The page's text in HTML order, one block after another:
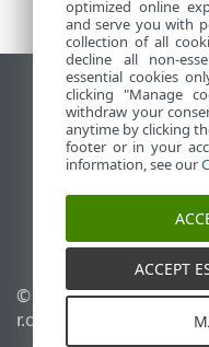
Использовать
End of Life
База знаний ESET
ESET Status Portal
Региональная
© 1992 - 2025 ESET,
r.o. - Все права
optimized online
and serve you with
collection of all
decline all non-
essential cookies
clicking "Manage
withdraw your
anytime by clicking
footer or in your
information, see our
ACCEPT